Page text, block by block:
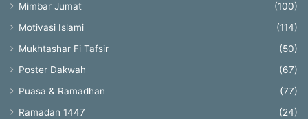
Mimbar Jumat
(100)
Motivasi Islami
(114)
Mukhtashar Fi Tafsir
(50)
Poster Dakwah
(67)
Puasa & Ramadhan
(77)
Ramadan 1447
(24)